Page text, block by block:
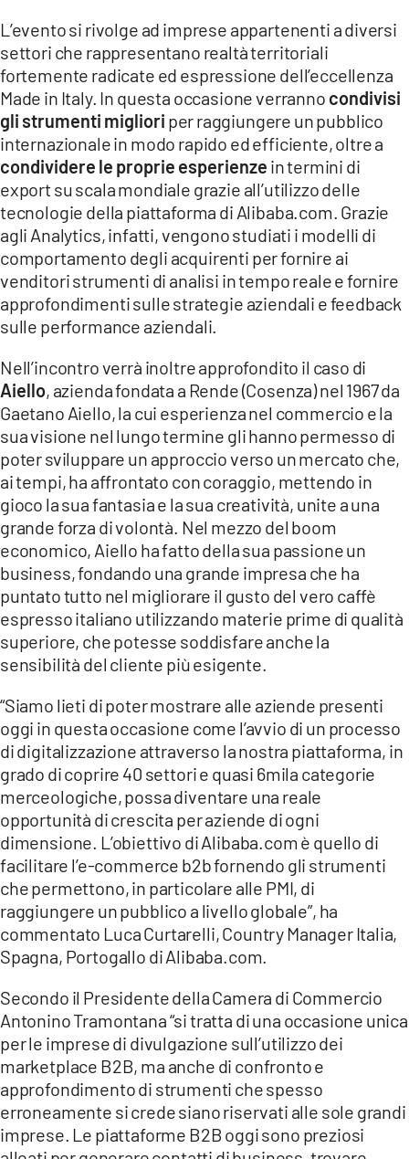
COSENZACHANNEL.IT
ILVIBONESE.IT
CATANZAROCHANNEL.IT
LACAPITALENEWS.IT
App
ANDROID
APPLE
L’evento si rivolge ad imprese appartenenti a diversi
settori che rappresentano realtà territoriali
fortemente radicate ed espressione dell’eccellenza
Made in Italy. In questa occasione verranno condivisi
gli strumenti migliori per raggiungere un pubblico
internazionale in modo rapido ed efficiente, oltre a
condividere le proprie esperienze in termini di
export su scala mondiale grazie all’utilizzo delle
tecnologie della piattaforma di Alibaba.com. Grazie
agli Analytics, infatti, vengono studiati i modelli di
comportamento degli acquirenti per fornire ai
venditori strumenti di analisi in tempo reale e fornire
approfondimenti sulle strategie aziendali e feedback
sulle performance aziendali.
Nell’incontro verrà inoltre approfondito il caso di
Aiello, azienda fondata a Rende (Cosenza) nel 1967 da
Gaetano Aiello, la cui esperienza nel commercio e la
sua visione nel lungo termine gli hanno permesso di
poter sviluppare un approccio verso un mercato che,
ai tempi, ha affrontato con coraggio, mettendo in
gioco la sua fantasia e la sua creatività, unite a una
grande forza di volontà. Nel mezzo del boom
economico, Aiello ha fatto della sua passione un
business, fondando una grande impresa che ha
puntato tutto nel migliorare il gusto del vero caffè
espresso italiano utilizzando materie prime di qualità
superiore, che potesse soddisfare anche la
sensibilità del cliente più esigente.
“Siamo lieti di poter mostrare alle aziende presenti
oggi in questa occasione come l’avvio di un processo
di digitalizzazione attraverso la nostra piattaforma, in
grado di coprire 40 settori e quasi 6mila categorie
merceologiche, possa diventare una reale
opportunità di crescita per aziende di ogni
dimensione. L’obiettivo di Alibaba.com è quello di
facilitare l’e-commerce b2b fornendo gli strumenti
che permettono, in particolare alle PMI, di
raggiungere un pubblico a livello globale”, ha
commentato Luca Curtarelli, Country Manager Italia,
Spagna, Portogallo di Alibaba.com.
Secondo il Presidente della Camera di Commercio
Antonino Tramontana “si tratta di una occasione unica
per le imprese di divulgazione sull’utilizzo dei
marketplace B2B, ma anche di confronto e
approfondimento di strumenti che spesso
erroneamente si crede siano riservati alle sole grandi
imprese. Le piattaforme B2B oggi sono preziosi